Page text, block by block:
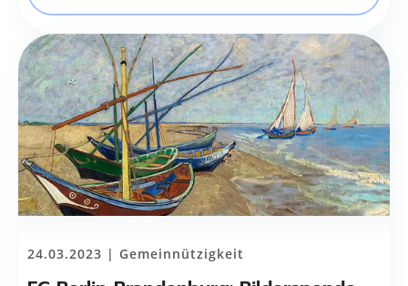
24.03.2023 | Gemeinnützigkeit